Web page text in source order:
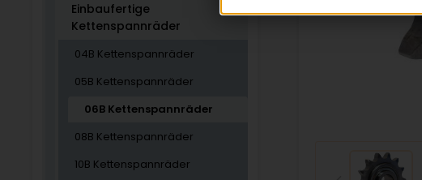
Einbaufertige
Kettenspannräder
04B Kettenspannräder
05B Kettenspannräder
06B Kettenspannräder
08B Kettenspannräder
10B Kettenspannräder